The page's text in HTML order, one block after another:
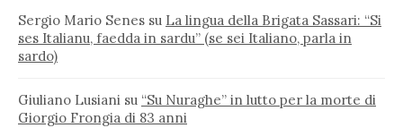
Sergio Mario Senes su La lingua della Brigata Sassari: “Si
ses Italianu, faedda in sardu” (se sei Italiano, parla in
sardo)
Giuliano Lusiani su “Su Nuraghe” in lutto per la morte di
Giorgio Frongia di 83 anni